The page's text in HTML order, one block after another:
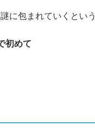
に包まれていくという
初めて